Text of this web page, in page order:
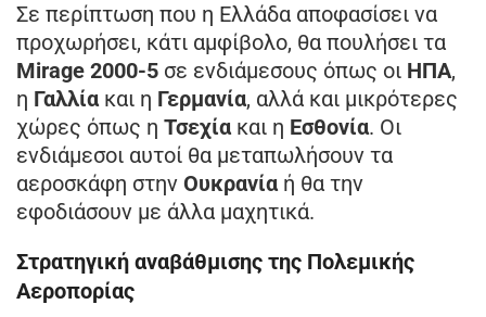
Σε περίπτωση που η Ελλάδα αποφασίσει να
προχωρήσει, κάτι αμφίβολο, θα πουλήσει τα
Mirage 2000-5 σε ενδιάμεσους όπως οι ΗΠΑ,
η Γαλλίακαι η Γερμανία, αλλά και μικρότερες
χώρες όπως η Τσεχίακαι η Εσθονία. Οι
ενδιάμεσοι αυτοί θα μεταπωλήσουν τα
αεροσκάφη στην Ουκρανίαή θα την
εφοδιάσουν με άλλα μαχητικά.
Στρατηγική αναβάθμισης της Πολεμικής
Αεροπορίας